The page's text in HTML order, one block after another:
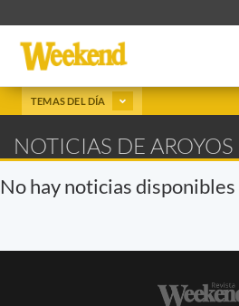
TEMAS DEL DÍA
NOTICIAS DE AROYOS
No hay noticias